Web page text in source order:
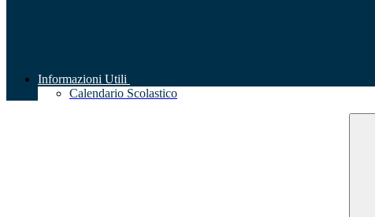
Informazioni Utili
Calendario Scolastico